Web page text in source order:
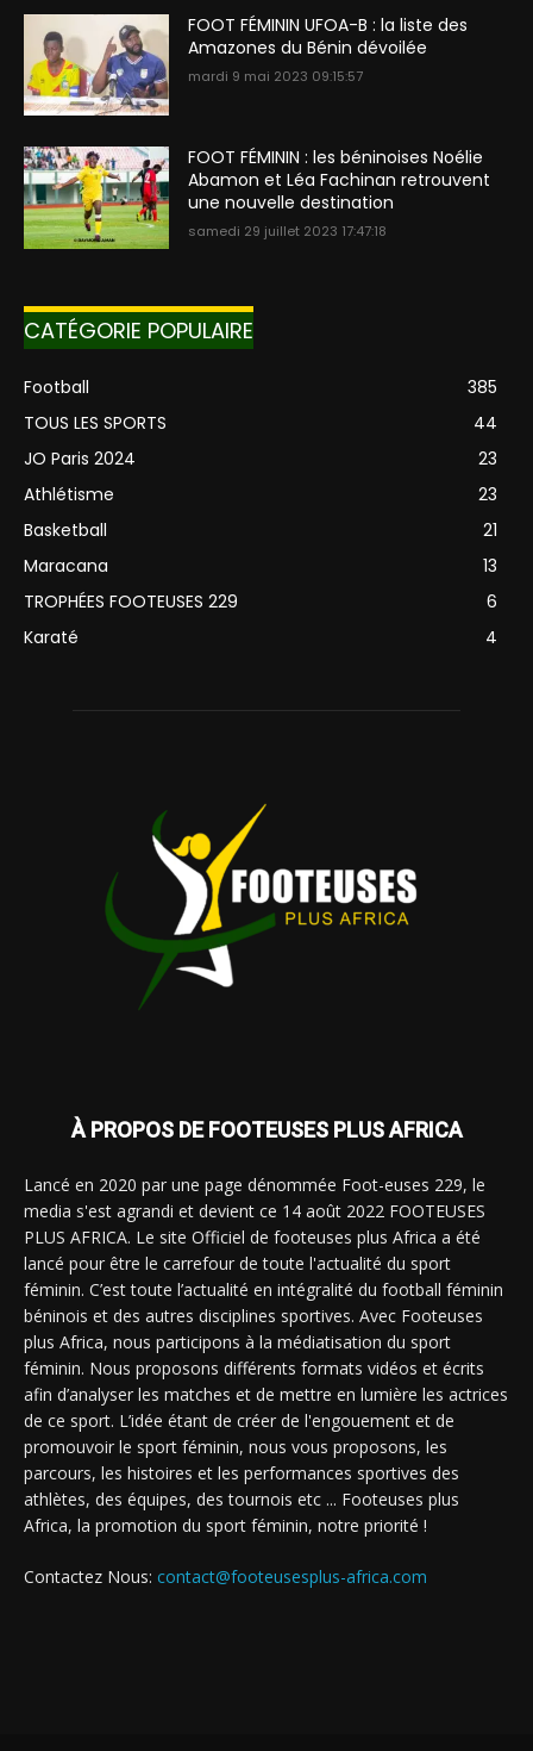
FOOT FÉMININ UFOA-B : la liste des
Amazones du Bénin dévoilée
mardi 9 mai 2023 09:15:57
FOOT FÉMININ : les béninoises Noélie
Abamon et Léa Fachinan retrouvent
une nouvelle destination
samedi 29 juillet 2023 17:47:18
CATÉGORIE POPULAIRE
Football
385
TOUS LES SPORTS
44
JO Paris 2024
23
Athlétisme
23
Basketball
21
Maracana
13
TROPHÉES FOOTEUSES 229
6
Karaté
4
À PROPOS DE FOOTEUSES PLUS AFRICA
Lancé en 2020 par une page dénommée Foot-euses 229, le
media s'est agrandi et devient ce 14 août 2022 FOOTEUSES
PLUS AFRICA. Le site Officiel de footeuses plus Africa a été
lancé pour être le carrefour de toute l'actualité du sport
féminin. C’est toute l’actualité en intégralité du football féminin
béninois et des autres disciplines sportives. Avec Footeuses
plus Africa, nous participons à la médiatisation du sport
féminin. Nous proposons différents formats vidéos et écrits
afin d’analyser les matches et de mettre en lumière les actrices
de ce sport. L’idée étant de créer de l'engouement et de
promouvoir le sport féminin, nous vous proposons, les
parcours, les histoires et les performances sportives des
athlètes, des équipes, des tournois etc ... Footeuses plus
Africa, la promotion du sport féminin, notre priorité !
Contactez Nous: contact@footeusesplus-africa.com